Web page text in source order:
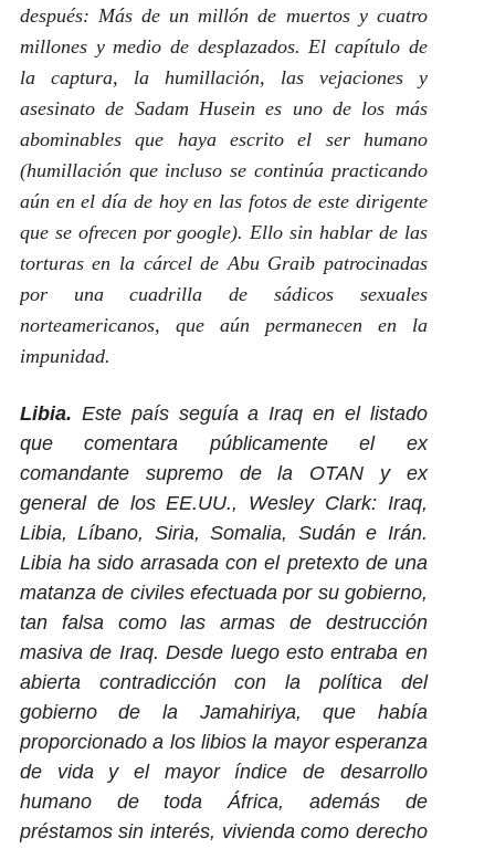
después: Más de un millón de muertos y cuatro
millones y medio de desplazados. El capítulo de
la captura, la humillación, las vejaciones y
asesinato de Sadam Husein es uno de los más
abominables que haya escrito el ser humano
(humillación que incluso se continúa practicando
aún en el día de hoy en las fotos de este dirigente
que se ofrecen por google). Ello sin hablar de las
torturas en la cárcel de Abu Graib patrocinadas
por una cuadrilla de sádicos sexuales
norteamericanos, que aún permanecen en la
impunidad.
Libia. Este país seguía a Iraq en el listado
que comentara públicamente el ex
comandante supremo de la OTAN y ex
general de los EE.UU., Wesley Clark: Iraq,
Libia, Líbano, Siria, Somalia, Sudán e Irán.
Libia ha sido arrasada con el pretexto de una
matanza de civiles efectuada por su gobierno,
tan falsa como las armas de destrucción
masiva de Iraq. Desde luego esto entraba en
abierta contradicción con la política del
gobierno de la Jamahiriya, que había
proporcionado a los libios la mayor esperanza
de vida y el mayor índice de desarrollo
humano de toda África, además de
préstamos sin interés, vivienda como derecho